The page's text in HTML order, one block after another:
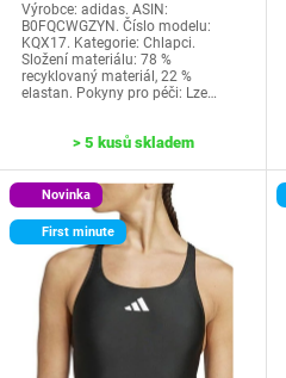
Výrobce: adidas. ASIN:
B0FQCWGZYN. Číslo modelu:
KQX17. Kategorie: Chlapci.
Složení materiálu: 78 %
recyklovaný materiál, 22 %
elastan. Pokyny pro péči: Lze…
> 5 kusů skladem
Novinka
First minute